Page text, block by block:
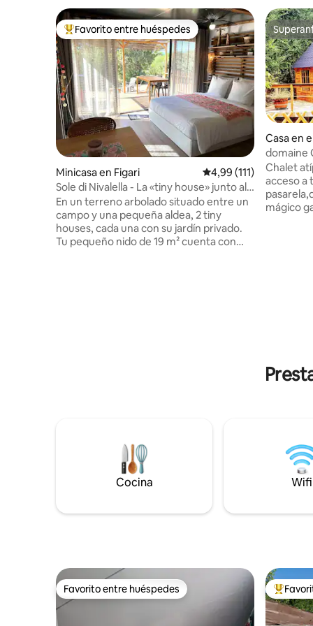
Favorito entre los huéspedes más destacados
Favorito entre huéspedes
Minicasa en Figari Calificación promedio:
4,99 (111)
Sole di Nivalella - La «tiny house» junto al
matorral
En un terreno arbolado situado entre un
campo y una pequeña aldea, 2 tiny
houses, cada una con su jardín privado.
Tu pequeño nido de 19 m² cuenta con
Casa en
domaine
Cardu"
Chalet
acceso a
mágico
Cocina Wifi
Favorito entre huéspedes
Favorito entre huéspedes